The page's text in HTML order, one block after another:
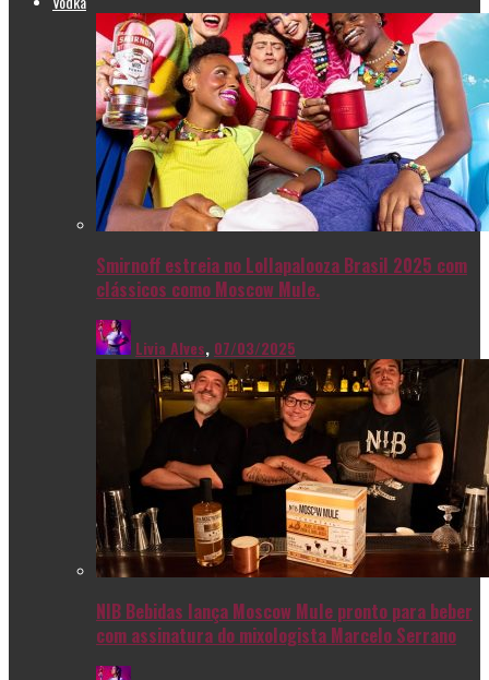
Smirnoff estreia no Lollapalooza Brasil 2025 com
clássicos como Moscow Mule.
Livia Alves, 07/03/2025
NIB Bebidas lança Moscow Mule pronto para beber
com assinatura do mixologista Marcelo Serrano